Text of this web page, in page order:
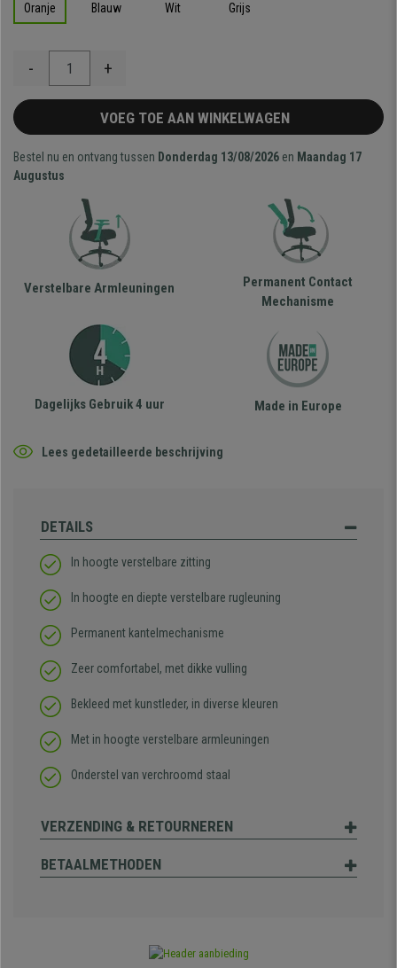
Oranje Blauw Wit Grijs
- +
VOEG TOE AAN WINKELWAGEN
Bestel nu en ontvang tussen Donderdag 13/08/2026 en Maandag 17
Augustus
Verstelbare Armleuningen
Permanent Contact
Mechanisme
Dagelijks Gebruik 4 uur Made in Europe
Lees gedetailleerde beschrijving
DETAILS
In hoogte verstelbare zitting
In hoogte en diepte verstelbare rugleuning
Permanent kantelmechanisme
Zeer comfortabel, met dikke vulling
Bekleed met kunstleder, in diverse kleuren
Met in hoogte verstelbare armleuningen
Onderstel van verchroomd staal
VERZENDING & RETOURNEREN
BETAALMETHODEN